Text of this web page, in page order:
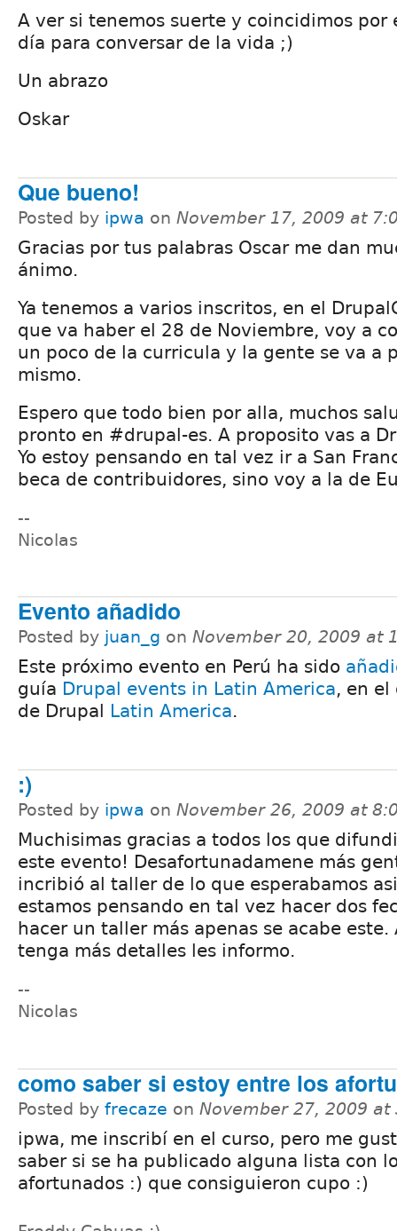
A ver si tenemos suerte y coincidimos por
día para conversar de la vida ;)
Un abrazo
Oskar
Que bueno!
Posted by ipwa on November 17, 2009 at
Gracias por tus palabras Oscar me dan
ánimo.
Ya tenemos a varios inscritos, en el
que va haber el 28 de Noviembre, voy a
un poco de la curricula y la gente se va a
mismo.
Espero que todo bien por alla, muchos
pronto en #drupal-es. A proposito vas a
Yo estoy pensando en tal vez ir a San
beca de contribuidores, sino voy a la de
--
Nicolas
Evento añadido
Posted by juan_g on November 20, 2009 at
Este próximo evento en Perú ha sido
guía Drupal events in Latin America, en el
de Drupal
Latin America.
:)
Posted by ipwa on November 26, 2009 at
Muchisimas gracias a todos los que
este evento! Desafortunadamene más
incribió al taller de lo que esperabamos
estamos pensando en tal vez hacer dos
hacer un taller más apenas se acabe este.
tenga más detalles les informo.
--
Nicolas
como saber si estoy entre los
Posted by frecaze on November 27, 2009 at
ipwa, me inscribí en el curso, pero me
saber si se ha publicado alguna lista con
afortunados :) que consiguieron cupo :)